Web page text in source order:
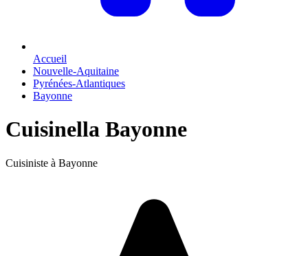
Accueil
Nouvelle-Aquitaine
Pyrénées-Atlantiques
Bayonne
Cuisinella Bayonne
Cuisiniste à Bayonne